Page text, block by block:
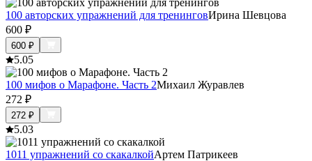
100 авторских упражнений для тренинговИрина Шевцова
600 ₽
600 ₽
5.05
100 мифов о Марафоне. Часть 2Михаил Журавлев
272 ₽
272 ₽
5.03
1011 упражнений со скакалкойАртем Патрикеев